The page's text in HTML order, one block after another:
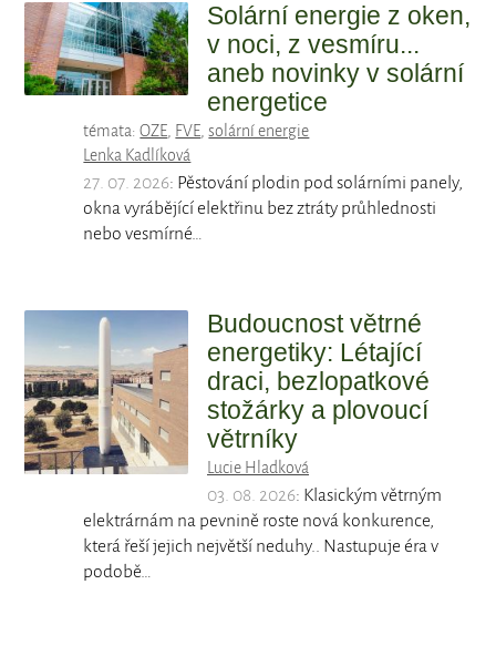
Solární energie z oken,
v noci, z vesmíru...
aneb novinky v solární
energetice
témata:OZE, FVE,solární energie
Lenka Kadlíková
27. 07. 2026: Pěstování plodin pod solárními panely,
okna vyrábějící elektřinu bez ztráty průhlednosti
nebo vesmírné…
Budoucnost větrné
energetiky: Létající
draci, bezlopatkové
stožárky a plovoucí
větrníky
Lucie Hladková
03. 08. 2026: Klasickým větrným
elektrárnám na pevnině roste nová konkurence,
která řeší jejich největší neduhy.. Nastupuje éra v
podobě…